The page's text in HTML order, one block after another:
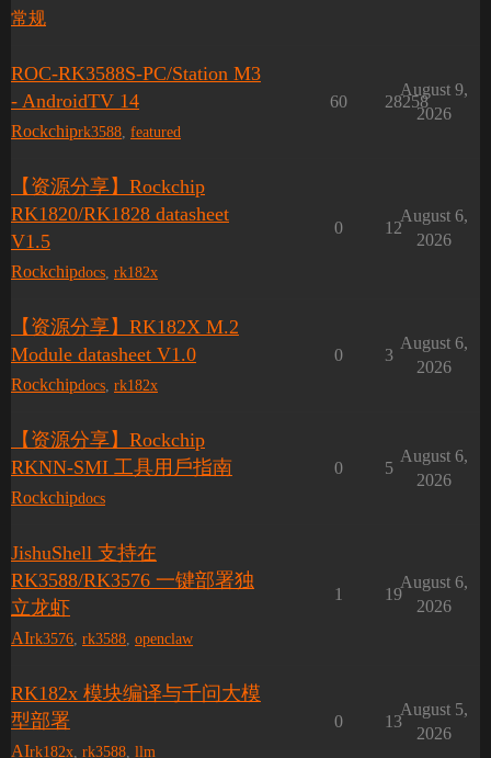
常规
ROC-RK3588S-PC/Station M3
- AndroidTV 14
Rockchiprk3588 featured
60 28258
August 9,
2026
【资源分享】Rockchip
RK1820/RK1828 datasheet
V1.5
Rockchipdocs rk182x
0 12
August 6,
2026
【资源分享】RK182X M.2
Module datasheet V1.0
Rockchipdocs rk182x
0 3
August 6,
2026
【资源分享】Rockchip
RKNN-SMI ⼯具⽤⼾指南
Rockchipdocs
0 5
August 6,
2026
JishuShell 支持在
RK3588/RK3576 一键部署独
立龙虾
AIrk3576 rk3588 openclaw
1 19
August 6,
2026
RK182x 模块编译与千问大模
型部署
AIrk182x rk3588 llm
0 13
August 5,
2026